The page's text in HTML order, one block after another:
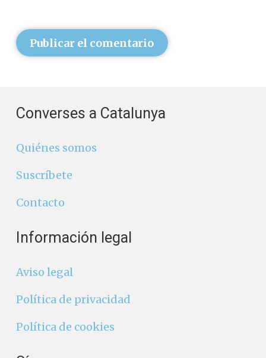
Publicar el comentario
Converses a Catalunya
Quiénes somos
Suscríbete
Contacto
Información legal
Aviso legal
Política de privacidad
Política de cookies